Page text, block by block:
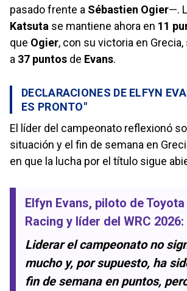
pasado frente a Sébastien Ogier—.
Katsuta se mantiene ahora en 11
que Ogier, con su victoria en
a 37 puntos de Evans.
DECLARACIONES DE ELFYN
ES PRONTO"
El líder del campeonato reflexionó
situación y el fin de semana en
en que la lucha por el título sigue
Elfyn Evans, piloto de
Racing y líder del WRC 2026:
Liderar el campeonato no
mucho y, por supuesto, ha
fin de semana en puntos,